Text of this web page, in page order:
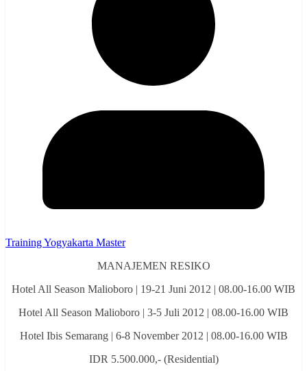
Training Yogyakarta Master
MANAJEMEN RESIKO
Hotel All Season Malioboro | 19-21 Juni 2012 | 08.00-16.00 WIB
Hotel All Season Malioboro | 3-5 Juli 2012 | 08.00-16.00 WIB
Hotel Ibis Semarang | 6-8 November 2012 | 08.00-16.00 WIB
IDR 5.500.000,- (Residential)